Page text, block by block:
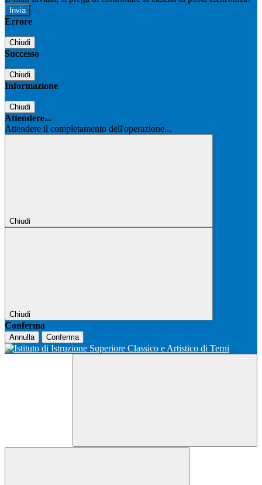
Errore
Chiudi
Successo
Chiudi
Informazione
Chiudi
Attendere...
Attendere il completamento dell'operazione...
Chiudi
Chiudi
Conferma
Annulla Conferma